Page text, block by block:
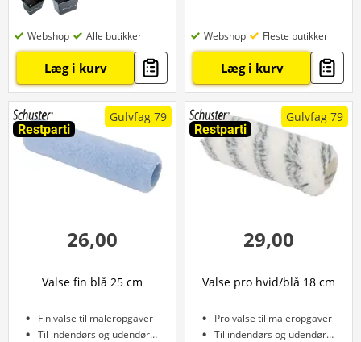
Webshop Alle butikker
Læg i kurv
Webshop Fleste butikker
Læg i kurv
Restparti
Gulvfag 79
26,00
Valse fin blå 25 cm
Fin valse til maleropgaver
Til indendørs og udendørs brug
Restparti
Gulvfag 79
29,00
Valse pro hvid/blå 18 cm
Pro valse til maleropgaver
Til indendørs og udendørs brug